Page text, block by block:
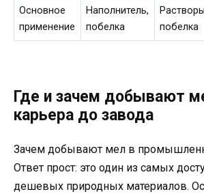
Основное
применение
Наполнитель,
побелка
побелка
Где и зачем добывают
карьера до завода
Зачем добывают мел в
Ответ прост: это один из самых
дешевых природных материалов.